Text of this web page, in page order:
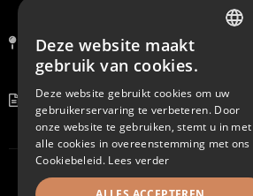
Begrafenissen en Crematies v.z.w.
Van Arteveldestraat 140 B 16
1000 Brussel
BE 0456.099.938
Deze website maakt
gebruik van cookies.
Deze website gebruikt cookies om uw
gebruikerservaring te verbeteren. Door
onze website te gebruiken, stemt u in met
alle cookies in overeenstemming met ons
Cookiebeleid. Lees verder